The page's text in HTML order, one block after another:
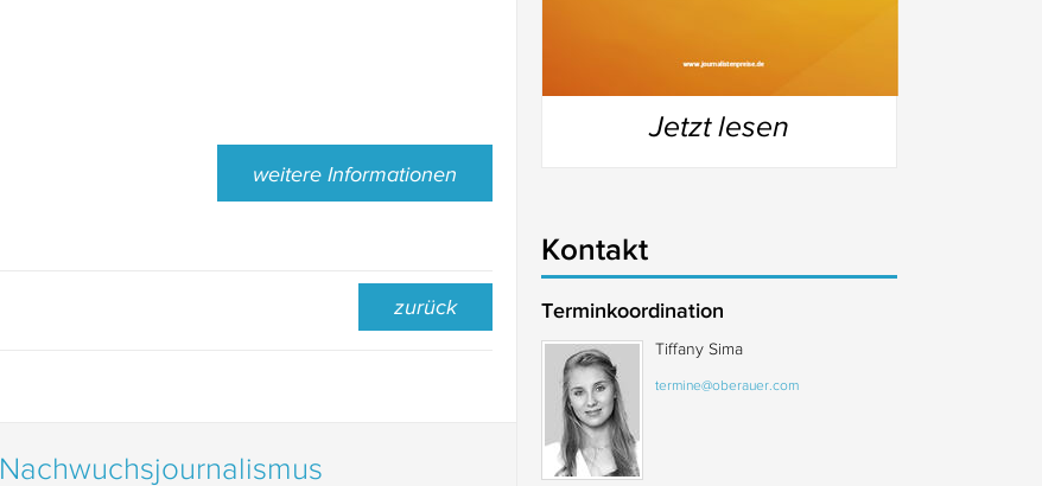
weitere Informationen
zurück
Nachwuchsjournalismus
Jetzt lesen
Kontakt
Terminkoordination
Tiffany Sima
termine@oberauer.com